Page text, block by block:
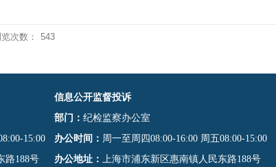
次数： 543
15:00
路188号
信息公开监督投诉
部门： 纪检监察办公室
办公时间： 周一至周四08:00-16:00 周五08:00-15:00
办公地址： 上海市浦东新区惠南镇人民东路188号